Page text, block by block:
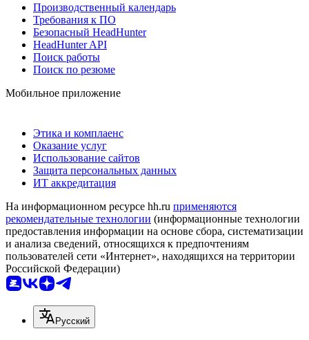
Производственный календарь
Требования к ПО
Безопасный HeadHunter
HeadHunter API
Поиск работы
Поиск по резюме
Мобильное приложение
Этика и комплаенс
Оказание услуг
Использование сайтов
Защита персональных данных
ИТ аккредитация
На информационном ресурсе hh.ru применяются
рекомендательные технологии (информационные технологии
предоставления информации на основе сбора, систематизации
и анализа сведений, относящихся к предпочтениям
пользователей сети «Интернет», находящихся на территории
Российской Федерации)
Русский